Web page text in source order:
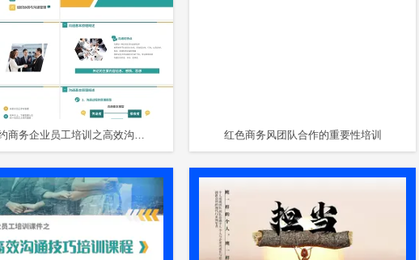
双色简约商务企业员工培训之高效沟通技巧培训课程 红色商务风团队合作的重要性培训